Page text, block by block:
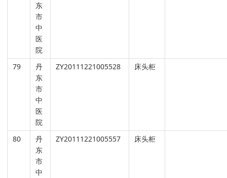
东
市
中
医
院
79
丹
东
市
中
医
院
ZY20111221005528 床头柜
80
丹
东
市
中
ZY20111221005557 床头柜